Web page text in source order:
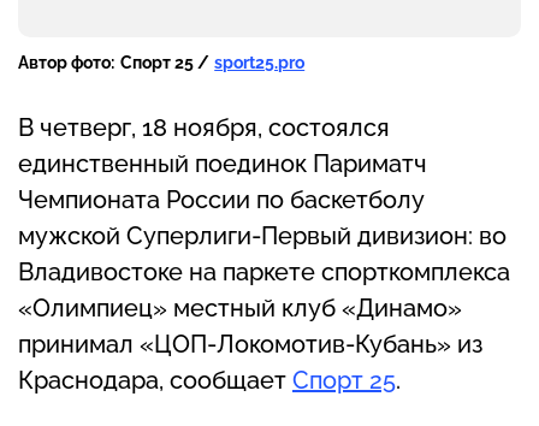
Автор фото: Спорт 25 / sport25.pro
В четверг, 18 ноября, состоялся
единственный поединок Париматч
Чемпионата России по баскетболу
мужской Суперлиги-Первый дивизион: во
Владивостоке на паркете спорткомплекса
«Олимпиец» местный клуб «Динамо»
принимал «ЦОП-Локомотив-Кубань» из
Краснодара, сообщает Спорт 25.